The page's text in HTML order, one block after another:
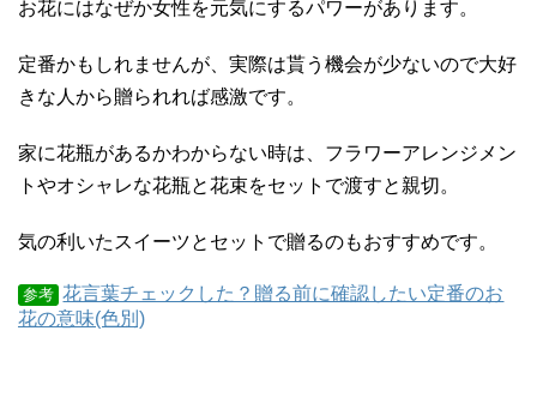
お花にはなぜか女性を元気にするパワーがあります。
定番かもしれませんが、実際は貰う機会が少ないので大好
きな人から贈られれば感激です。
家に花瓶があるかわからない時は、フラワーアレンジメン
トやオシャレな花瓶と花束をセットで渡すと親切。
気の利いたスイーツとセットで贈るのもおすすめです。
参考 花言葉チェックした？贈る前に確認したい定番のお
花の意味(色別)